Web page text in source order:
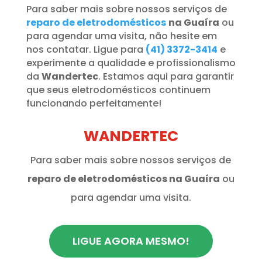
Para saber mais sobre nossos serviços de
reparo de eletrodomésticos na Guaíra ou
para agendar uma visita, não hesite em
nos contatar. Ligue para (41) 3372-3414 e
experimente a qualidade e profissionalismo
da Wandertec. Estamos aqui para garantir
que seus eletrodomésticos continuem
funcionando perfeitamente!
WANDERTEC
Para saber mais sobre nossos serviços de
reparo de eletrodomésticos na Guaíra ou
para agendar uma visita.
LIGUE AGORA MESMO!